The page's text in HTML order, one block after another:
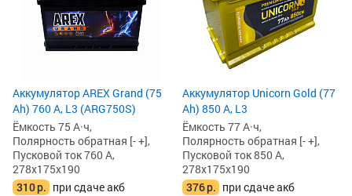
Аккумулятор AREX Grand (75
Ah) 760 А, L3 (ARG750S)
Ёмкость 75 А·ч,
Полярность обратная [- +],
Пусковой ток 760 А,
278x175x190
310р. при сдаче акб
Аккумулятор Unicorn Gold (77
Ah) 850 А, L3
Ёмкость 77 А·ч,
Полярность обратная [- +],
Пусковой ток 850 А,
278x175x190
376р. при сдаче акб